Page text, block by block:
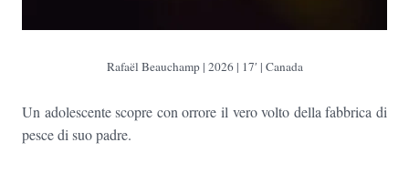
Rafaël Beauchamp | 2026 | 17′ | Canada
Un adolescente scopre con orrore il vero volto della fabbrica di
pesce di suo padre.